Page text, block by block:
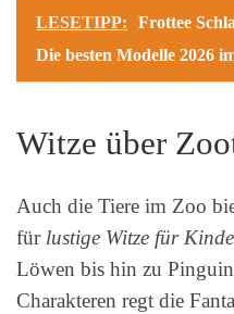
LESETIPP:
Frottee
Die besten Modelle 2026
Witze über
Auch die Tiere im Zoo
für lustige Witze für
Löwen bis hin zu
Charakteren regt die